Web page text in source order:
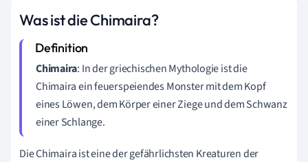
Was ist die Chimaira?
Chimaira: In der griechischen Mythologie ist die
Chimaira ein feuerspeiendes Monster mit dem Kopf
eines Löwen, dem Körper einer Ziege und dem Schwanz
einer Schlange.
Die Chimaira ist eine der gefährlichsten Kreaturen der